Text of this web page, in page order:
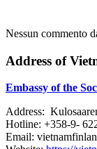
Nessun commento
Address of
Embassy of the
Address:
Hotline: +358-9-
Email: